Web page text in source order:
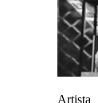
Artista